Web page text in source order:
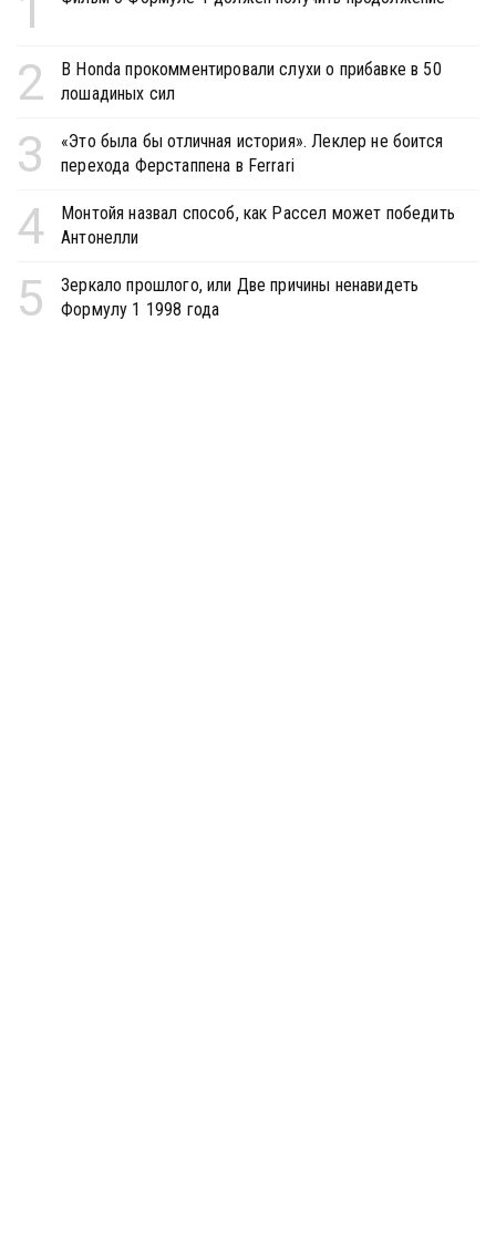
2
В Honda прокомментировали слухи о прибавке в 50
лошадиных сил
3
«Это была бы отличная история». Леклер не боится
перехода Ферстаппена в Ferrari
4
Монтойя назвал способ, как Рассел может победить
Антонелли
5
Зеркало прошлого, или Две причины ненавидеть
Формулу 1 1998 года